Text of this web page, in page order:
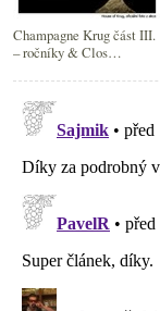
Champagne Krug část III.
– ročníky & Clos…